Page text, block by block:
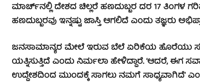
ಮಾರ್ಚ್‌ನಲ್ಲಿ ದೇಶದ ಚಿಲ್ಲರೆ ಹಣದುಬ್ಬರ ದರ 17 ತಿಂಗಳ
ಹಣದುಬ್ಬರವು ಇನ್ನಷ್ಟು ಜಾಸ್ತಿ ಆಗಲಿದೆ ಎಂದು ತಜ್ಞರು
ಜನಸಾಮಾನ್ಯರ ಮೇಲೆ ಇರುವ ಬೆಲೆ ಏರಿಕೆಯ ಹೊರೆಯು
ಯತ್ನಿಸುತ್ತಿದೆ ಎಂದು ನಿರ್ಮಲಾ ಹೇಳಿದ್ದಾರೆ. ‘ಆದರೆ, ಈಗ
ಉದ್ದೇಶದಿಂದ ಮುಂದಕ್ಕೆ ಸಾಗಲು ನಮಗೆ ಸಾಧ್ಯವಾಗಿದೆ’